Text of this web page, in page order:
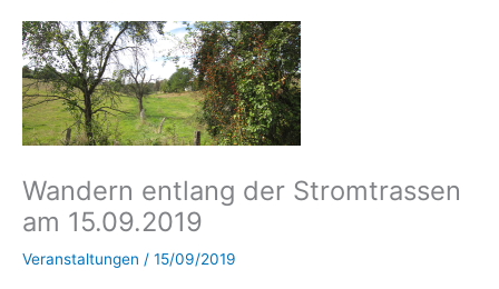
Wandern entlang der Stromtrassen
am 15.09.2019
Veranstaltungen / 15/09/2019